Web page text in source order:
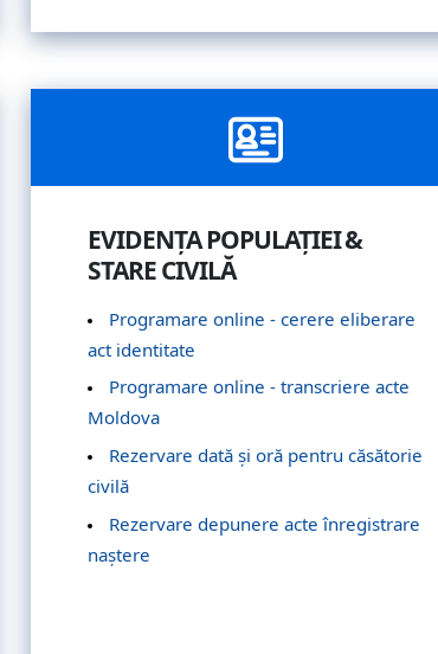
EVIDENȚA POPULAȚIEI &
STARE CIVILĂ
Programare online - cerere eliberare
act identitate
Programare online - transcriere acte
Moldova
Rezervare dată și oră pentru căsătorie
civilă
Rezervare depunere acte înregistrare
naștere